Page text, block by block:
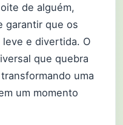
de alguém,
garantir que os
e divertida. O
que quebra
uma
um momento